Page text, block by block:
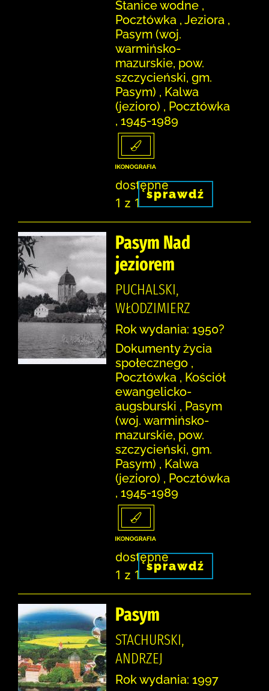
Stanice wodne ,
Pocztówka , Jeziora ,
Pasym (woj.
warmińsko-
mazurskie, pow.
szczycieński, gm.
Pasym) , Kalwa
(jezioro) , Pocztówka
, 1945-1989
dostępne
1 z 1
sprawdź
Pasym Nad
jeziorem
PUCHALSKI,
WŁODZIMIERZ
Rok wydania: 1950?
Dokumenty życia
społecznego ,
Pocztówka , Kościół
ewangelicko-
augsburski , Pasym
(woj. warmińsko-
mazurskie, pow.
szczycieński, gm.
Pasym) , Kalwa
(jezioro) , Pocztówka
, 1945-1989
dostępne
1 z 1
sprawdź
Pasym
STACHURSKI,
ANDRZEJ
Rok wydania: 1997